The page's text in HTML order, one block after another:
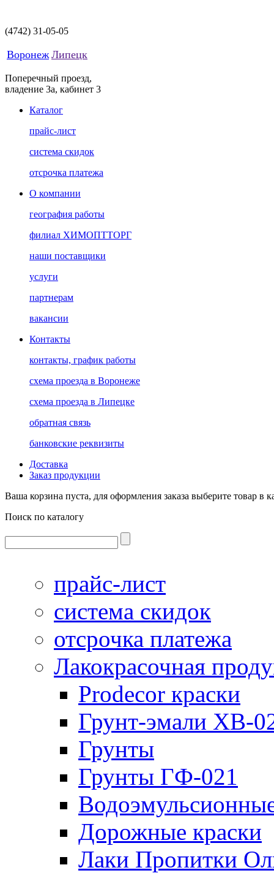
(4742) 31-05-05
Воронеж Липецк
Поперечный проезд,
владение 3а, кабинет 3
Каталог
прайс-лист
система скидок
отсрочка платежа
О компании
география работы
филиал ХИМОПТТОРГ
наши поставщики
услуги
партнерам
вакансии
Контакты
контакты, график работы
схема проезда в Воронеже
схема проезда в Липецке
обратная связь
банковские реквизиты
Доставка
Заказ продукции
Ваша корзина пуста, для оформления заказа выберите товар в
Поиск по каталогу
прайс-лист
система скидок
отсрочка платежа
Лакокрасочная
Prodecor краски
Грунт-эмали ХВ-
Грунты
Грунты ГФ-021
Дорожные краски
Лаки Пропитки